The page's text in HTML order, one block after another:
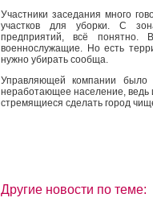
Участники заседания много
участков для уборки. С
предприятий, всё понятно.
военнослужащие. Но есть
нужно убирать сообща.
Управляющей компании было
неработающее население, ведь
стремящиеся сделать город
Другие новости по теме: